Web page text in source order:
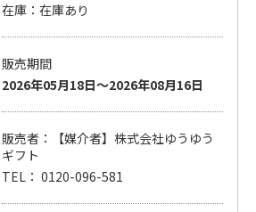
在庫：在庫あり
販売期間
2026年05月18日～2026年08月16日
販売者：【媒介者】株式会社ゆうゆう
ギフト
TEL： 0120-096-581